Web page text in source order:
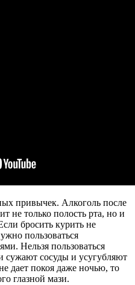
привычек. Алкоголь после
не только полость рта, но и
бросить курить не
пользоваться
Нельзя пользоваться
сужают сосуды и усугубляют
дает покоя даже ночью, то
глазной мази.